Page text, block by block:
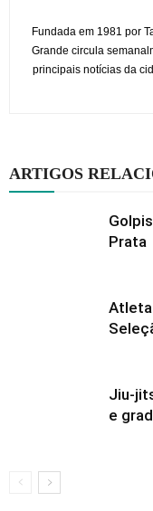
Fundada em 1981 por
Grande circula
principais notícias da
ARTIGOS
Prata
Atleta
Jiu-
e